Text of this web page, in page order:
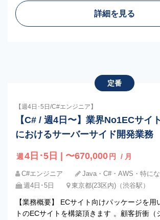
詳細を見る
定番
【週4日･5日/C#エンジニア】
【C# / 週4日〜】業界No1ECサイ
におけるサーバーサイド開発業務
週 4日･5日 | 〜670,000 円 / 月
C#エンジニア
Java・C#・AWS・特に
週4日･5日
東京都(23区内)（渋谷駅）
【業務概要】 ECサイト向けパッケージを用
トのECサイトを構築頂きます 。顧客折衝（